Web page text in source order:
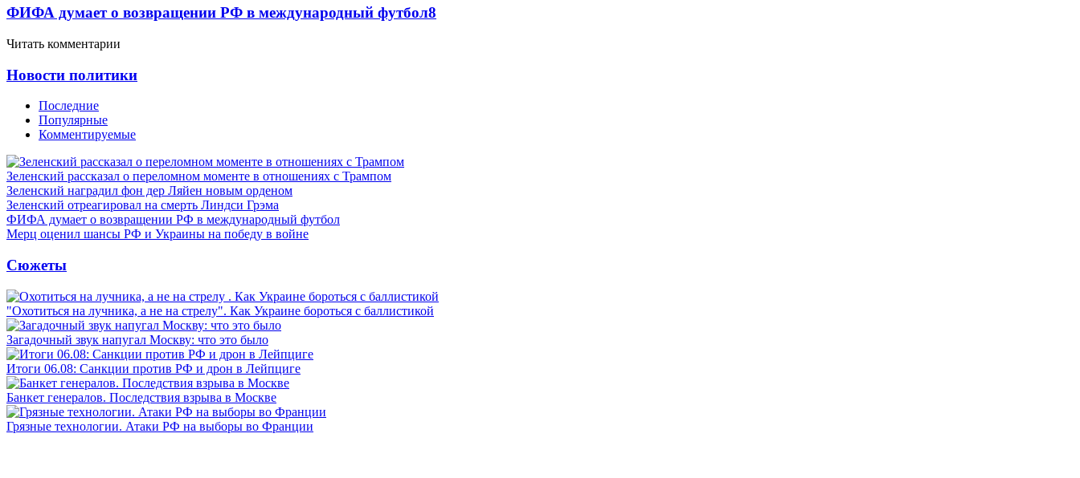
ФИФА думает о возвращении РФ в международный футбол8
Читать комментарии
Новости политики
Последние
Популярные
Комментируемые
Зеленский рассказал о переломном моменте в отношениях с Трампом
Зеленский наградил фон дер Ляйен новым орденом
Зеленский отреагировал на смерть Линдси Грэма
ФИФА думает о возвращении РФ в международный футбол
Мерц оценил шансы РФ и Украины на победу в войне
Сюжеты
"Охотиться на лучника, а не на стрелу". Как Украине бороться с баллистикой
Загадочный звук напугал Москву: что это было
Итоги 06.08: Санкции против РФ и дрон в Лейпциге
Банкет генералов. Последствия взрыва в Москве
Грязные технологии. Атаки РФ на выборы во Франции